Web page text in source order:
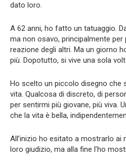
dato loro.
A 62 anni, ho fatto un tatuaggio.
ma non osavo, principalmente per
reazione degli altri. Ma un giorno
più. Dopotutto, si vive una sola
Ho scelto un piccolo disegno che
vita. Qualcosa di discreto, di
per sentirmi più giovane, più viva.
che la vita è bella,
All’inizio ho esitato a mostrarlo ai
loro giudizio, ma alla fine l’ho